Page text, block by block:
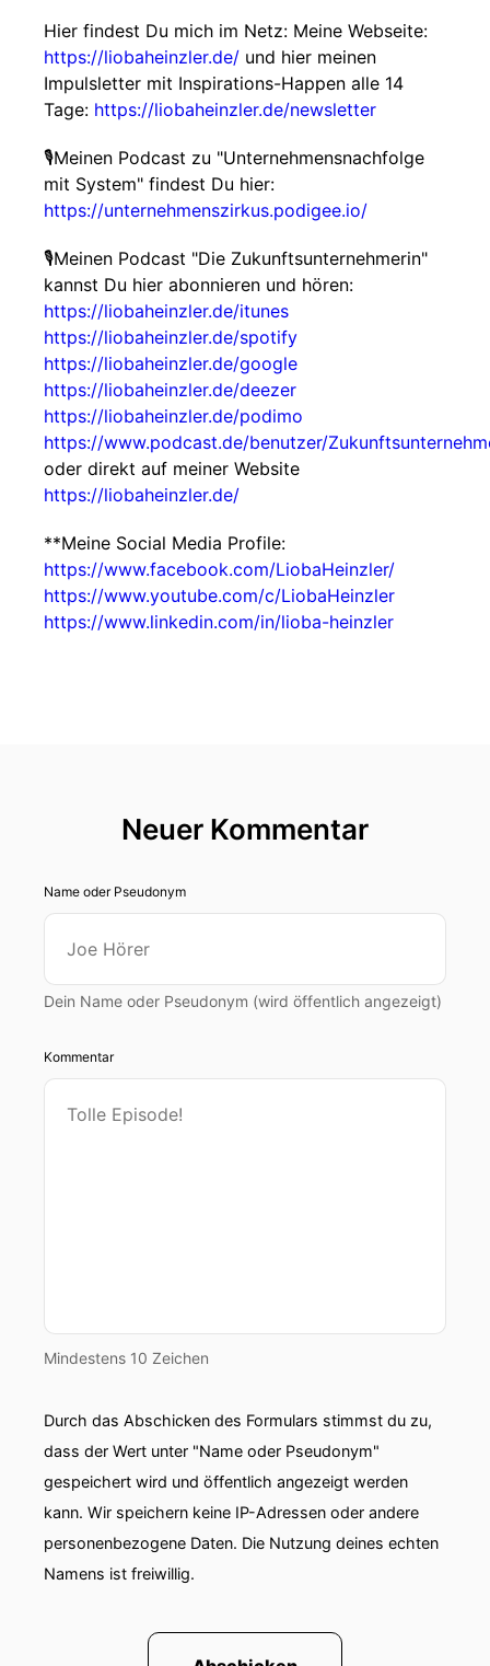
Hier findest Du mich im Netz: Meine Webseite:
https://liobaheinzler.de/ und hier meinen
Impulsletter mit Inspirations-Happen alle 14
Tage: https://liobaheinzler.de/newsletter
🎙Meinen Podcast zu "Unternehmensnachfolge
mit System" findest Du hier:
https://unternehmenszirkus.podigee.io/
🎙Meinen Podcast "Die Zukunftsunternehmerin"
kannst Du hier abonnieren und hören:
https://liobaheinzler.de/itunes
https://liobaheinzler.de/spotify
https://liobaheinzler.de/google
https://liobaheinzler.de/deezer
https://liobaheinzler.de/podimo
https://www.podcast.de/benutzer/
oder direkt auf meiner Website
https://liobaheinzler.de/
**Meine Social Media Profile:
https://www.facebook.com/LiobaHeinzler/
https://www.youtube.com/c/LiobaHeinzler
https://www.linkedin.com/in/lioba-heinzler
Neuer Kommentar
Name oder Pseudonym
Dein Name oder Pseudonym (wird öffentlich angezeigt)
Kommentar
Mindestens 10 Zeichen
Durch das Abschicken des Formulars stimmst du zu,
dass der Wert unter "Name oder Pseudonym"
gespeichert wird und öffentlich angezeigt werden
kann. Wir speichern keine IP-Adressen oder andere
personenbezogene Daten. Die Nutzung deines echten
Namens ist freiwillig.